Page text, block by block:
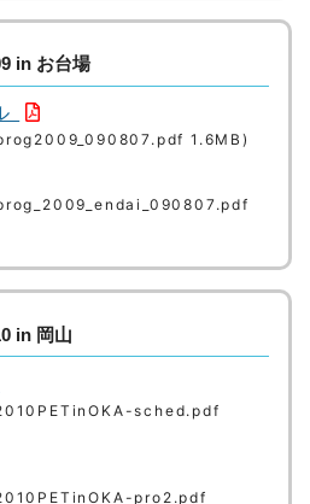
in お台場
1.6MB)
in 岡山
sched.pdf
pro2.pdf